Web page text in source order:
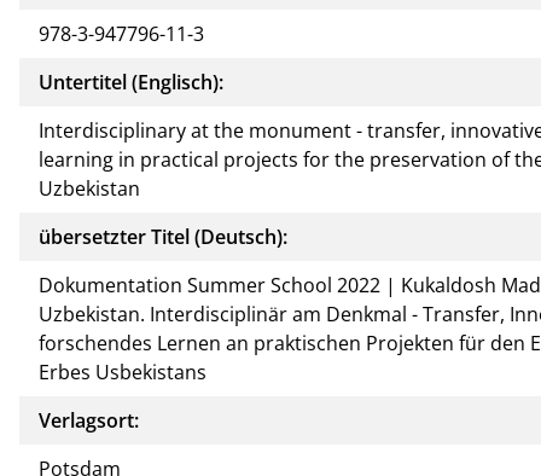
978-3-947796-11-3
Untertitel (Englisch):
Interdisciplinary at the monument - transfer,
learning in practical projects for the preservation of
Uzbekistan
übersetzter Titel (Deutsch):
Dokumentation Summer School 2022 | Kukaldosh
Uzbekistan. Interdisciplinär am Denkmal - Transfer,
forschendes Lernen an praktischen Projekten für den
Erbes Usbekistans
Verlagsort:
Potsdam